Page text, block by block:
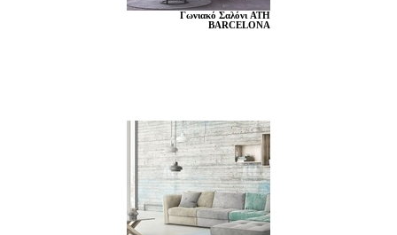
Γωνιακό Σαλόνι ATH
BARCELONA